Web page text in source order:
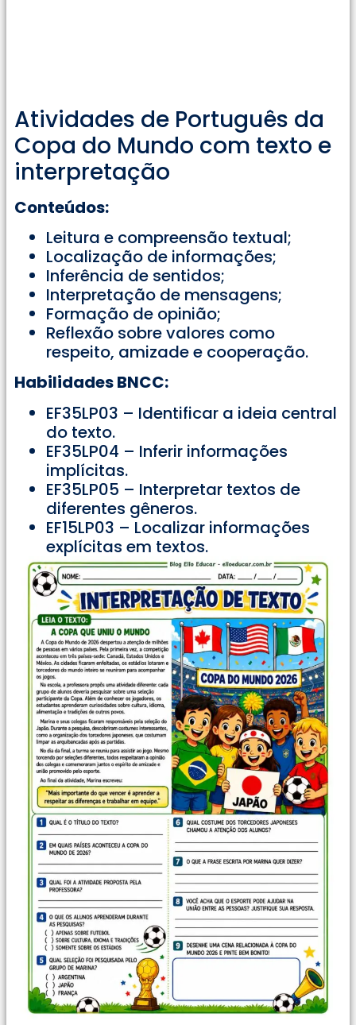
Atividades de Português da
Copa do Mundo com texto e
interpretação
Conteúdos:
Leitura e compreensão textual;
Localização de informações;
Inferência de sentidos;
Interpretação de mensagens;
Formação de opinião;
Reflexão sobre valores como
respeito, amizade e cooperação.
Habilidades BNCC:
EF35LP03 – Identificar a ideia central
do texto.
EF35LP04 – Inferir informações
implícitas.
EF35LP05 – Interpretar textos de
diferentes gêneros.
EF15LP03 – Localizar informações
explícitas em textos.